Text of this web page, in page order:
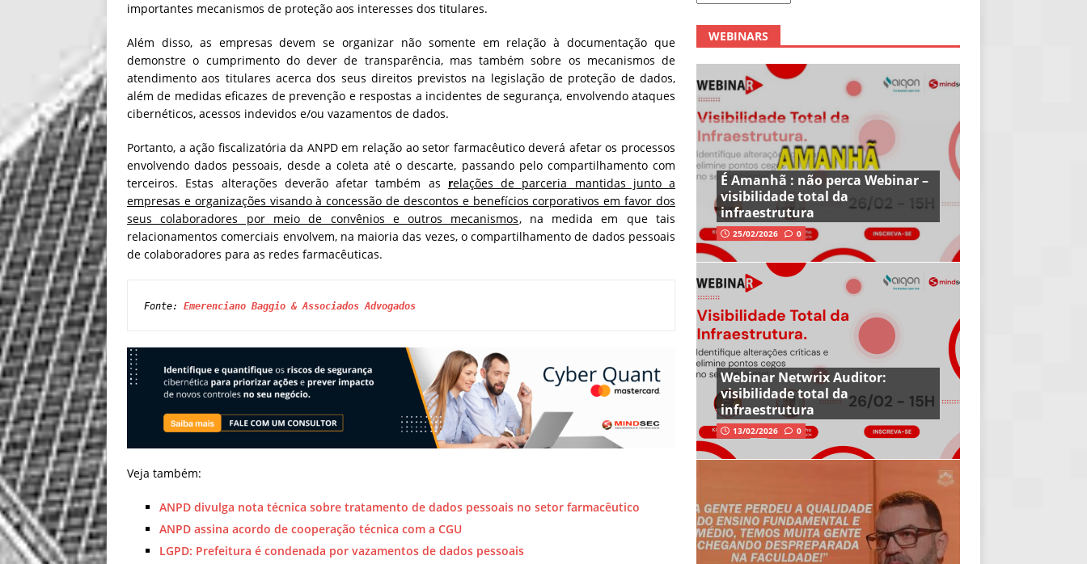
importantes mecanismos de proteção aos interesses dos titulares.
Além disso, as empresas devem se organizar não somente em relação à documentação que
demonstre o cumprimento do dever de transparência, mas também sobre os mecanismos de
atendimento aos titulares acerca dos seus direitos previstos na legislação de proteção de dados,
além de medidas eficazes de prevenção e respostas a incidentes de segurança, envolvendo ataques
cibernéticos, acessos indevidos e/ou vazamentos de dados.
Portanto, a ação fiscalizatória da ANPD em relação ao setor farmacêutico deverá afetar os processos
envolvendo dados pessoais, desde a coleta até o descarte, passando pelo compartilhamento com
terceiros. Estas alterações deverão afetar também as relações de parceria mantidas junto a
empresas e organizações visando à concessão de descontos e benefícios corporativos em favor dos
seus colaboradores por meio de convênios e outros mecanismos, na medida em que tais
relacionamentos comerciais envolvem, na maioria das vezes, o compartilhamento de dados pessoais
de colaboradores para as redes farmacêuticas.
Fonte: Emerenciano Baggio & Associados Advogados
Veja também:
ANPD divulga nota técnica sobre tratamento de dados pessoais no setor farmacêutico
ANPD assina acordo de cooperação técnica com a CGU
LGPD: Prefeitura é condenada por vazamentos de dados pessoais
WEBINARS
É Amanhã : não perca Webinar –
visibilidade total da
infraestrutura
25/02/2026 0
Webinar Netwrix Auditor:
visibilidade total da
infraestrutura
13/02/2026 0